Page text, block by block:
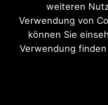
⭡TOP
IMPRINT //
weiteren
Verwendung von
können Sie
Verwendung